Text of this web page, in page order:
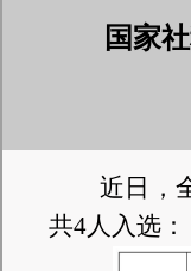
国家
近日，
共4人入选：